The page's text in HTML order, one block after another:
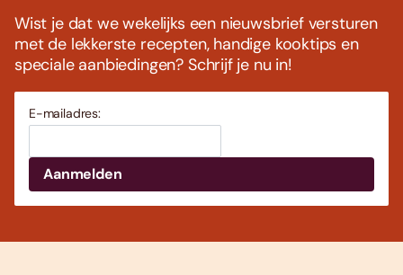
Wist je dat we wekelijks een nieuwsbrief versturen
met de lekkerste recepten, handige kooktips en
speciale aanbiedingen? Schrijf je nu in!
E-mailadres: